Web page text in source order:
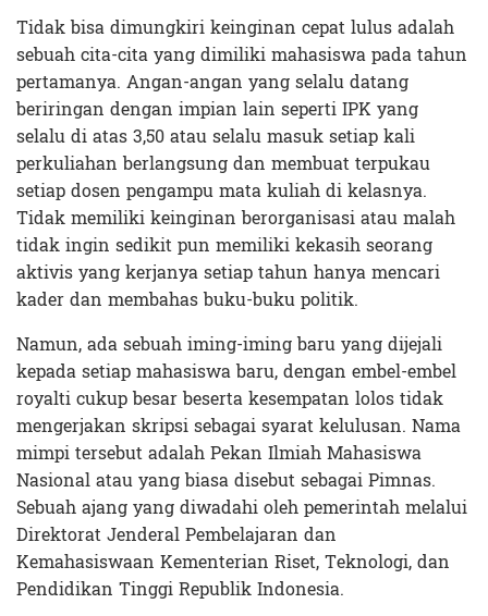
Tidak bisa dimungkiri keinginan cepat lulus adalah
sebuah cita-cita yang dimiliki mahasiswa pada tahun
pertamanya. Angan-angan yang selalu datang
beriringan dengan impian lain seperti IPK yang
selalu di atas 3,50 atau selalu masuk setiap kali
perkuliahan berlangsung dan membuat terpukau
setiap dosen pengampu mata kuliah di kelasnya.
Tidak memiliki keinginan berorganisasi atau malah
tidak ingin sedikit pun memiliki kekasih seorang
aktivis yang kerjanya setiap tahun hanya mencari
kader dan membahas buku-buku politik.
Namun, ada sebuah iming-iming baru yang dijejali
kepada setiap mahasiswa baru, dengan embel-embel
royalti cukup besar beserta kesempatan lolos tidak
mengerjakan skripsi sebagai syarat kelulusan. Nama
mimpi tersebut adalah Pekan Ilmiah Mahasiswa
Nasional atau yang biasa disebut sebagai Pimnas.
Sebuah ajang yang diwadahi oleh pemerintah melalui
Direktorat Jenderal Pembelajaran dan
Kemahasiswaan Kementerian Riset, Teknologi, dan
Pendidikan Tinggi Republik Indonesia.